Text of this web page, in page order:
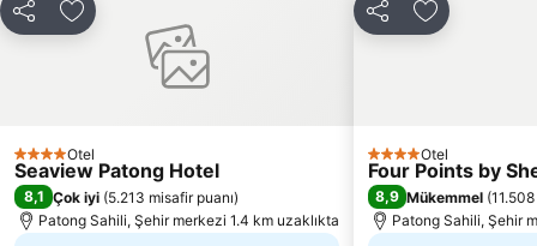
Paylaş Favorilerime ekle
4 YıldızOtel
Seaview Patong Hotel
8,1 Çok iyi (5.213 misafir puanı)
Patong Sahili, Şehir merkezi 1.4 km uzaklıkta
Paylaş
4 YıldızOtel
Four Points by
8,9 Mükemmel (
Patong Sahili, Şehir